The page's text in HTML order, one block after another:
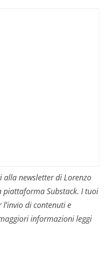
newsletter di Lorenzo
Substack. I tuoi
di contenuti e
informazioni leggi